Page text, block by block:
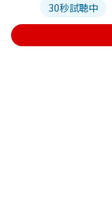
30秒試聴中